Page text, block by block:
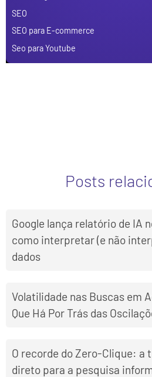
SEO
SEO para E-commerce
Seo para Youtube
Posts
Google lança relatório de IA
como interpretar (e não
dados
Volatilidade nas Buscas em
Que Há Por Trás das
O recorde do Zero-Clique: a
direto para a pesquisa